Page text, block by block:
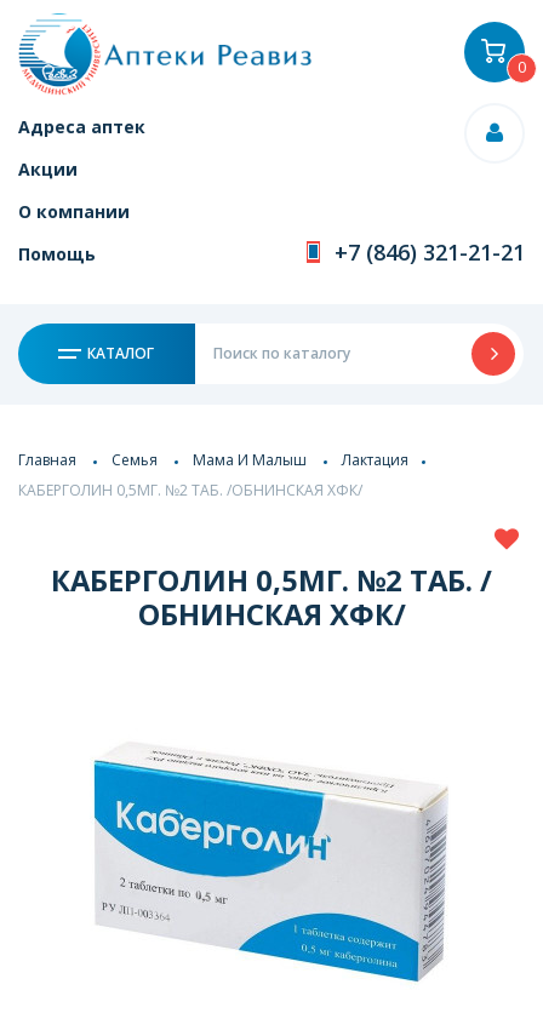
Адреса аптек
Акции
О компании
Помощь
+7 (846) 321-21-21
КАТАЛОГ
0
Главная Семья Мама И Малыш
Лактация
КАБЕРГОЛИН 0,5МГ. №2 ТАБ. /ОБНИНСКАЯ ХФК/
КАБЕРГОЛИН 0,5МГ. №2 ТАБ. /
ОБНИНСКАЯ ХФК/